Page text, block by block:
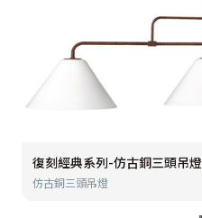
復刻經典系列-仿古銅三頭吊燈
仿古銅三頭吊燈